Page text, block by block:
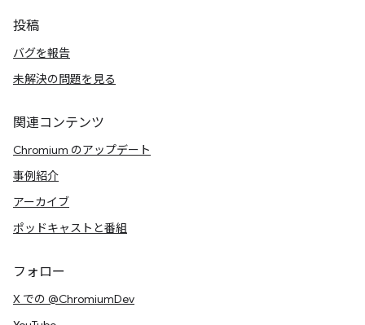
投稿
バグを報告
未解決の問題を見る
関連コンテンツ
Chromium のアップデート
事例紹介
アーカイブ
ポッドキャストと番組
フォロー
X での @ChromiumDev